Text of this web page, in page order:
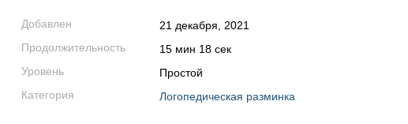
Добавлен
21 декабря, 2021
Продолжительность
15 мин 18 сек
Уровень
Простой
Категория
Логопедическая разминка